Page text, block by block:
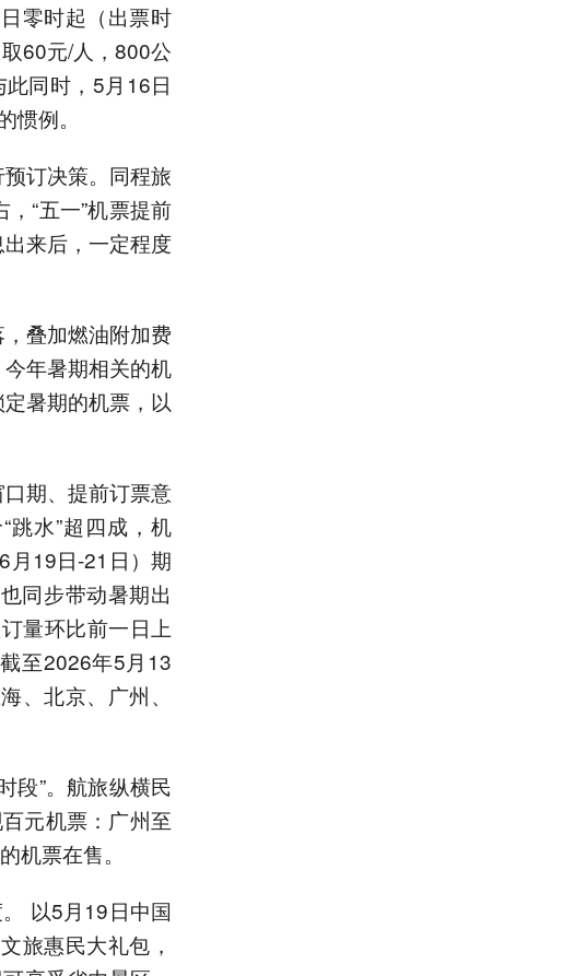
零时起（出票时
60元/人，800公
同时，5月16日
例。
订决策。同程旅
“五一”机票提前
来后，一定程度
叠加燃油附加费
年暑期相关的机
暑期的机票，以
期、提前订票意
跳水”超四成，机
月19日-21日）期
同步带动暑期出
量环比前一日上
至2026年5月13
、北京、广州、
段”。航旅纵横民
元机票：广州至
机票在售。
以5月19日中国
旅惠民大礼包，